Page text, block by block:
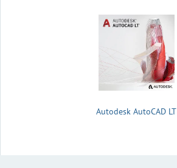
Autodesk AutoCAD LT